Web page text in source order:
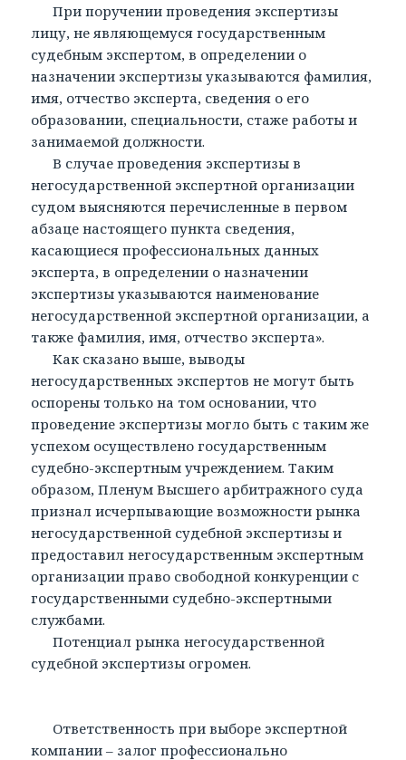
При поручении проведения экспертизы
лицу, не являющемуся государственным
судебным экспертом, в определении о
назначении экспертизы указываются фамилия,
имя, отчество эксперта, сведения о его
образовании, специальности, стаже работы и
занимаемой должности.
В случае проведения экспертизы в
негосударственной экспертной организации
судом выясняются перечисленные в первом
абзаце настоящего пункта сведения,
касающиеся профессиональных данных
эксперта, в определении о назначении
экспертизы указываются наименование
негосударственной экспертной организации, а
также фамилия, имя, отчество эксперта».
Как сказано выше, выводы
негосударственных экспертов не могут быть
оспорены только на том основании, что
проведение экспертизы могло быть с таким же
успехом осуществлено государственным
судебно-экспертным учреждением. Таким
образом, Пленум Высшего арбитражного суда
признал исчерпывающие возможности рынка
негосударственной судебной экспертизы и
предоставил негосударственным экспертным
организации право свободной конкуренции с
государственными судебно-экспертными
службами.
Потенциал рынка негосударственной
судебной экспертизы огромен.
Ответственность при выборе экспертной
компании – залог профессионально